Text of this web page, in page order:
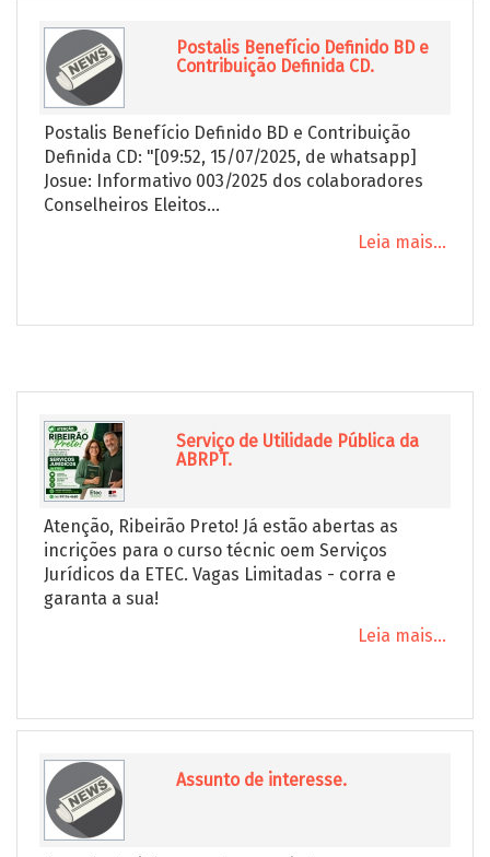
Postalis Benefício Definido BD e
Contribuição Definida CD.
Postalis Benefício Definido BD e Contribuição
Definida CD: "[09:52, 15/07/2025, de whatsapp]
Josue: Informativo 003/2025 dos colaboradores
Conselheiros Eleitos...
Leia mais...
Serviço de Utilidade Pública da
ABRPT.
Atenção, Ribeirão Preto! Já estão abertas as
incrições para o curso técnic oem Serviços
Jurídicos da ETEC. Vagas Limitadas - corra e
garanta a sua!
Leia mais...
Assunto de interesse.